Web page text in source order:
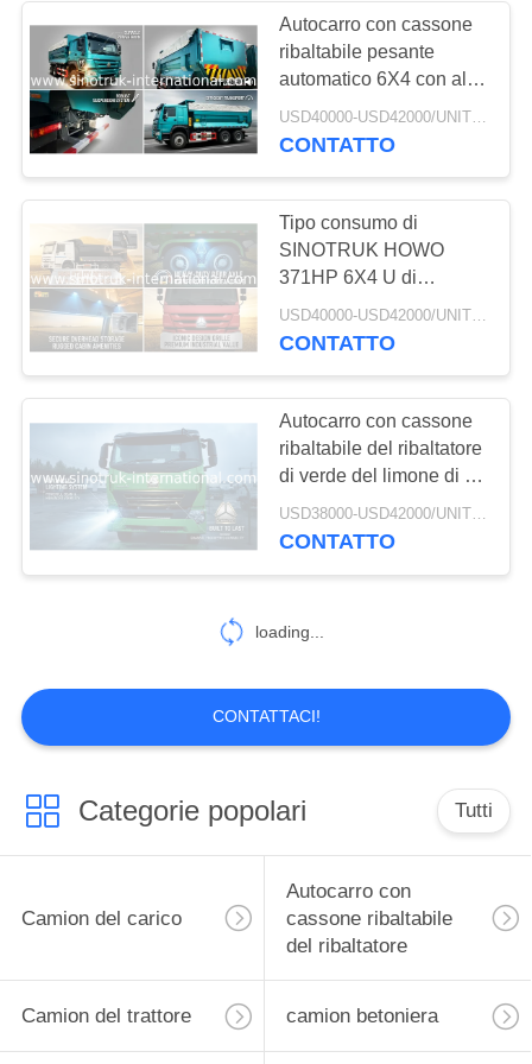
Autocarro con cassone
ribaltabile pesante
automatico 6X4 con alta
efficienza delle
coperture 5800 * 2300 *
CONTATTO
Tipo consumo di
SINOTRUK HOWO
371HP 6X4 U di
combustibile basso
pesante dell'autocarro
40T
USD40000-USD42000/UNIT)negotiation MOQ:1 UNITÀ
CONTATTO
Autocarro con cassone
ribaltabile del ribaltatore
di verde del limone di 10
ruote, autocarro con
cassone ribaltabile
USD38000-USD42000/UNIT)negotiation MOQ:1 UNITÀ
CONTATTO
loading...
CONTATTACI!
Categorie popolari Tutti
Camion del carico
Autocarro con
cassone ribaltabile
del ribaltatore
Camion del trattore camion betoniera